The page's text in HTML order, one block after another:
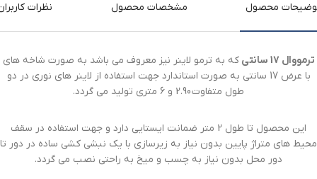
محصول مشخصات محصول نظرات
ترمووال 17 سانتی
که به ترمو لاینر نیز معروف می باشد به صورت شاخه های
با عرض 17 سانتی به صورت استاندارد جهت استفاده از لاینر های نوری در دو
طول متفاوت 2.90 و 6 متری تولید می گردد.
این محصول تا طول 2 متر ضمانت ایستایی دارد و جهت استفاده در سقف
محیط های متراژ پایین بدون نیاز به زیرسازی با یک نبشی کشی ساده در دور تا
دور محل بدون نیاز به چسب و میخ به راحتی نصب می گردد.